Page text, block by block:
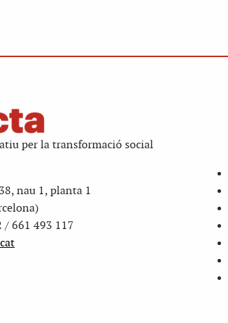
per la transformació social
nau 1, planta 1
/ 661 493 117